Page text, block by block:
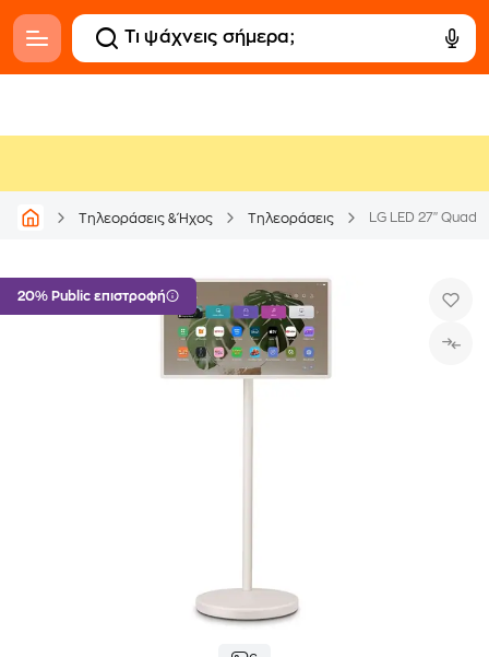
Τηλεοράσεις & Ήχος Τηλεοράσεις LG LED 27"
20% Public επιστροφή